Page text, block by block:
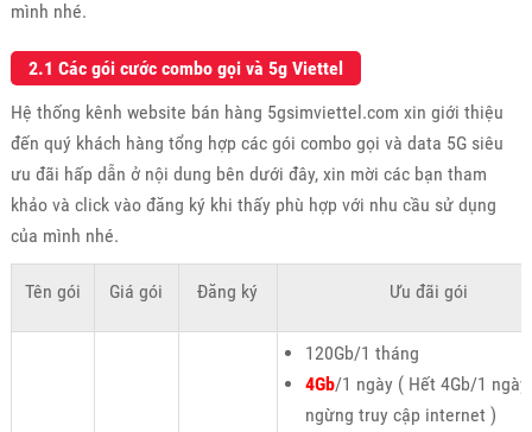
mình nhé.
2.1 Các gói cước combo gọi và 5g Viettel
Hệ thống kênh website bán hàng 5gsimviettel.com xin giới thiệu
đến quý khách hàng tổng hợp các gói combo gọi và data 5G siêu
ưu đãi hấp dẫn ở nội dung bên dưới đây, xin mời các bạn tham
khảo và click vào đăng ký khi thấy phù hợp với nhu cầu sử dụng
của mình nhé.
Tên gói Giá gói Đăng ký Ưu đãi gói
120Gb/1 tháng
4Gb/1 ngày ( Hết 4Gb/1 ngày
ngừng truy cập internet )